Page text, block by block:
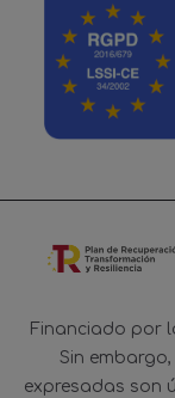
Financiado por
Sin
expresadas son